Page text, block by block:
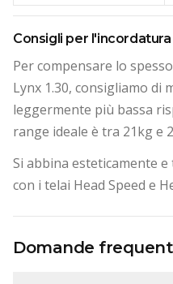
Consigli per l'incordatura
Per compensare lo
Lynx 1.30, consigliamo di
leggermente più bassa
range ideale è tra 21kg e
Si abbina esteticamente
con i telai Head Speed e
Domande